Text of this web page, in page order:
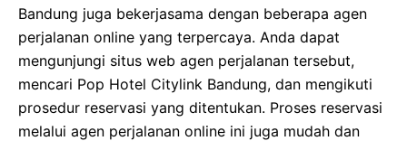
Bandung juga bekerjasama dengan beberapa agen
perjalanan online yang terpercaya. Anda dapat
mengunjungi situs web agen perjalanan tersebut,
mencari Pop Hotel Citylink Bandung, dan mengikuti
prosedur reservasi yang ditentukan. Proses reservasi
melalui agen perjalanan online ini juga mudah dan